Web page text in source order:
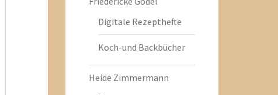
Digitale Rezepthefte
Koch-und Backbücher
Heide Zimmermann